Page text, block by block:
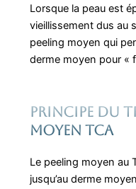
Lorsque la peau est
vieillissement dus au
peeling moyen qui
derme moyen pour «
Principe DU
MOYEN TCA
Le peeling moyen au
jusqu’au derme